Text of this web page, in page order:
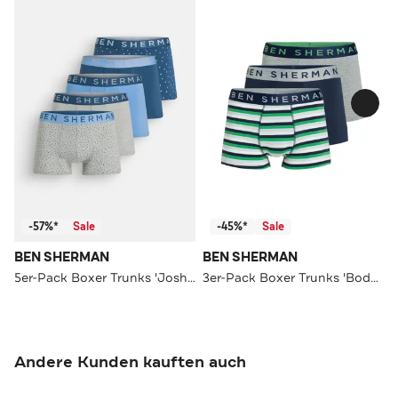
-57%* Sale
BEN SHERMAN
5er-Pack Boxer Trunks 'Joshua' mehrfarbig
-45%* Sale
BEN SHERMAN
3er-Pack Boxer Trunks 'Bodhi' mehrfarbig
Andere Kunden kauften auch